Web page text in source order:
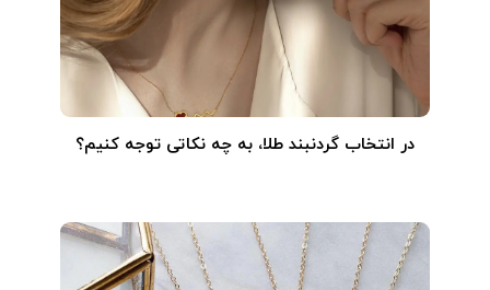
در انتخاب گردنبند طلا‌، به چه نکاتی توجه کنیم؟